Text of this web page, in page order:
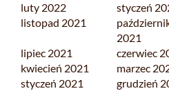
luty 2022
styczeń
listopad 2021
2021
lipiec 2021
czerwiec
kwiecień 2021
marzec
styczeń 2021
grudzień